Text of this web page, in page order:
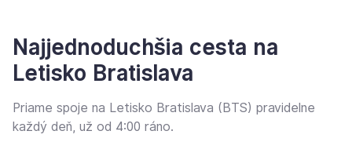
Najjednoduchšia cesta na
Letisko Bratislava
Priame spoje na Letisko Bratislava (BTS) pravidelne
každý deň, už od 4:00 ráno.